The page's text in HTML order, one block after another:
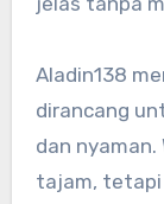
Aladin138
dirancang
dan
tajam,